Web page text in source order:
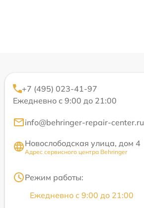
+7 (495) 023-41-97
Ежедневно с 9:00 до 21:00
info@behringer-repair-center.ru
Новослободская улица, дом 4
Адрес сервисного центра Behringer
Режим работы:
Ежедневно с 9:00 до 21:00